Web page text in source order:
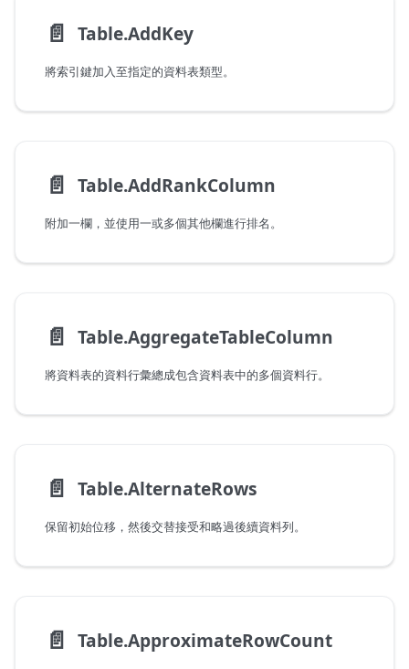
📄️ Table.AddKey
將索引鍵加入至指定的資料表類型。
📄️ Table.AddRankColumn
附加一欄，並使用一或多個其他欄進行排名。
📄️ Table.AggregateTableColumn
將資料表的資料行彙總成包含資料表中的多個資料行。
📄️ Table.AlternateRows
保留初始位移，然後交替接受和略過後續資料列。
📄️ Table.ApproximateRowCount